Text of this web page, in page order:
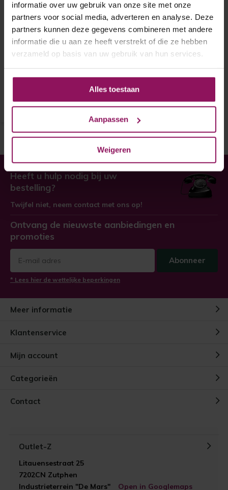
informatie over uw gebruik van onze site met onze
partners voor social media, adverteren en analyse. Deze
partners kunnen deze gegevens combineren met andere
informatie die u aan ze heeft verstrekt of die ze hebben
verzameld op basis van uw gebruik van hun services.
Alles toestaan
Aanpassen
Weigeren
Skantrae binnendeur SSL
4008 rook glas
Skantrae binnendeur SSL 4008
rook glas
€ 574,-
Heeft u hulp nodig bij uw
bestelling?
Twijfel niet, neem contact met ons op!
Ontvang de nieuwste aanbiedingen en
promoties
Abonneer
* Lees hier de wettelijke beperkingen
Meer informatie
Klantenservice
Mijn account
Categorieën
Contact
Outlet-Z
Litauensestraat 25
7202CN Zutphen
Industrieterrein "De Mars"
Open in Googlemaps